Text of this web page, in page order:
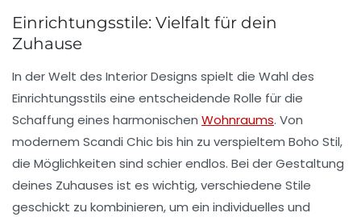
Einrichtungsstile: Vielfalt für dein
Zuhause
In der Welt des Interior Designs spielt die Wahl des
Einrichtungsstils eine entscheidende Rolle für die
Schaffung eines harmonischen Wohnraums. Von
modernem Scandi Chicbis hin zu verspieltem Boho Stil,
die Möglichkeiten sind schier endlos. Bei der Gestaltung
deines Zuhauses ist es wichtig, verschiedene Stile
geschickt zu kombinieren, um ein individuelles und